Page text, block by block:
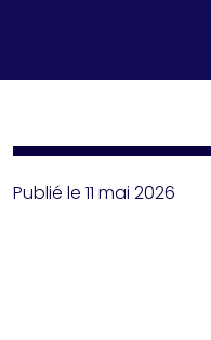
Publié le 11 mai 2026